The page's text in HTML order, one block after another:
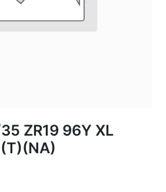
ZR19 96Y XL